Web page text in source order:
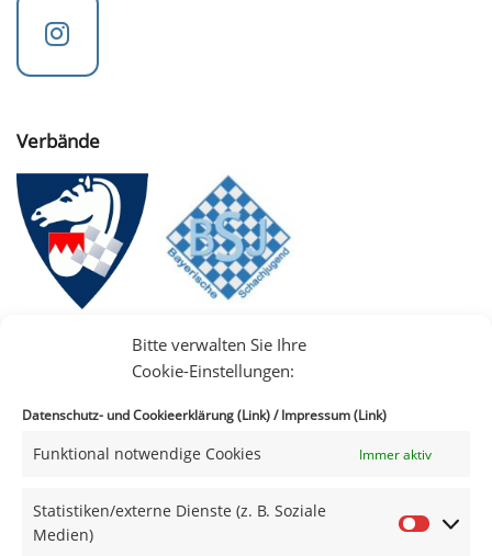
Bitte verwalten Sie Ihre
Cookie-Einstellungen:
Datenschutz- und Cookieerklärung (Link)/Impressum (Link)
Funktional notwendige Cookies Immer aktiv
Statistiken/externe Dienste (z. B. Soziale
Medien)
Verbände